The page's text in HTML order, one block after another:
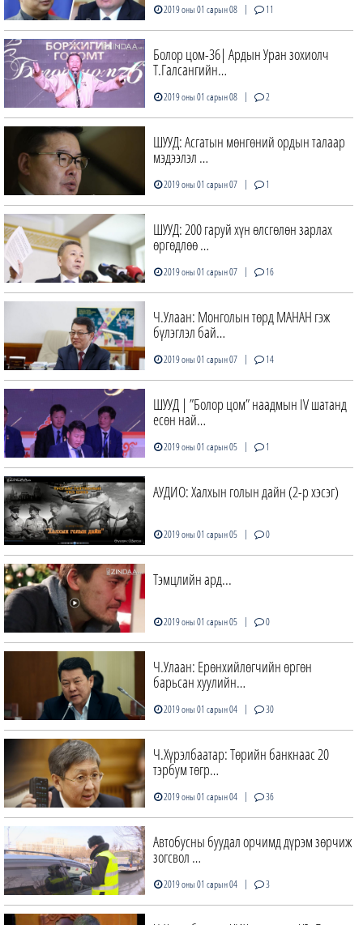
2019 оны 01 сарын 08 | 11
Болор цом-36| Ардын Уран зохиолч
Т.Галсангийн…
2019 оны 01 сарын 08 | 2
ШУУД: Асгатын мөнгөний ордын талаар
мэдээлэл …
2019 оны 01 сарын 07 | 1
ШУУД: 200 гаруй хүн ѳлсгѳлѳн зарлах
ѳргѳдлѳѳ …
2019 оны 01 сарын 07 | 16
Ч.Улаан: Монголын төрд МАНАН гэж
бүлэглэл бай…
2019 оны 01 сарын 07 | 14
ШУУД | ”Болор цом” наадмын IV шатанд
есөн най…
2019 оны 01 сарын 05 | 1
АУДИО: Халхын голын дайн (2-р хэсэг)
2019 оны 01 сарын 05 | 0
Тэмцлийн ард...
2019 оны 01 сарын 05 | 0
Ч.Улаан: Ерөнхийлөгчийн өргөн
барьсан хуулийн…
2019 оны 01 сарын 04 | 30
Ч.Хүрэлбаатар: Төрийн банкнаас 20
тэрбум төгр…
2019 оны 01 сарын 04 | 36
Автобусны буудал орчимд дүрэм зөрчиж
зогсвол …
2019 оны 01 сарын 04 | 3